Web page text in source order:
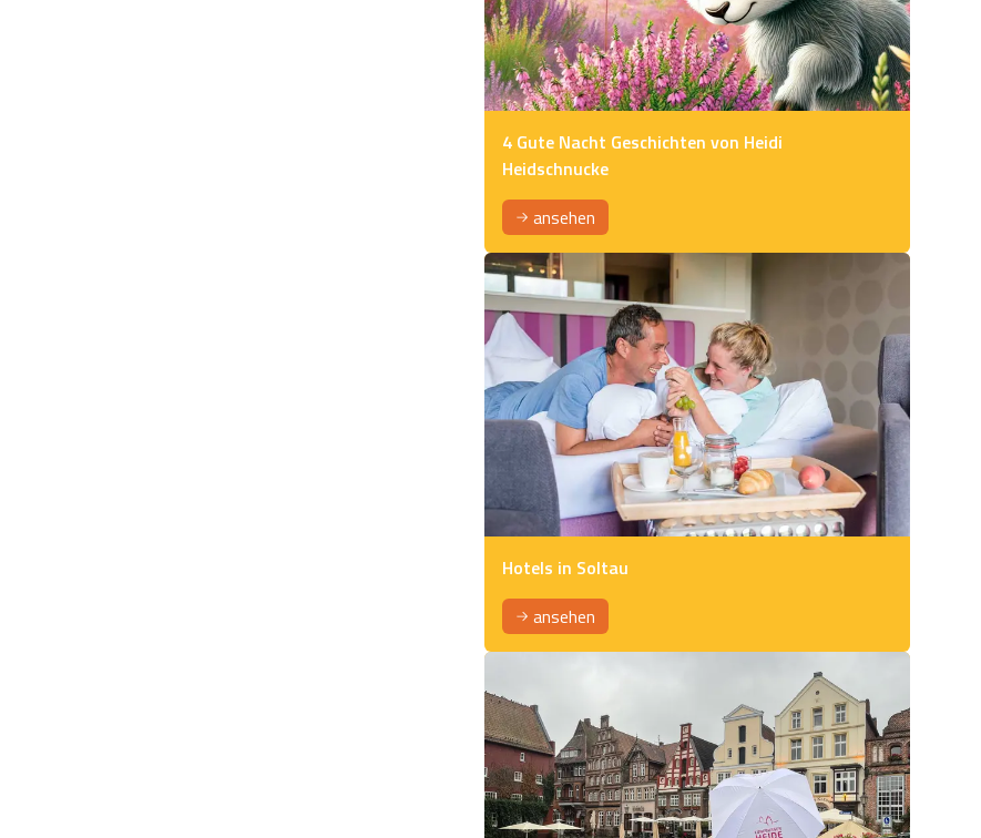
4 Gute Nacht Geschichten von Heidi
Heidschnucke
ansehen
Hotels in Soltau
ansehen